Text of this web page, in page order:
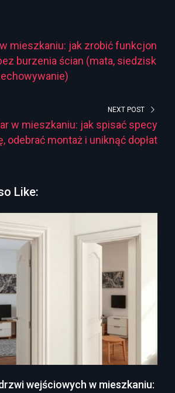
mieszkaniu: jak zrobić funkcjon
burzenia ścian (mata, siedzisk
NEXT POST
w mieszkaniu: jak spisać specy
odebrać montaż i uniknąć dopłat
Like:
wejściowych w mieszkaniu: